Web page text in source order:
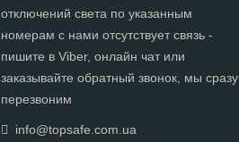
отключений света по указанным
номерам с нами отсутствует связь -
пишите в Viber, онлайн чат или
заказывайте обратный звонок, мы сразу
перезвоним
info@topsafe.com.ua